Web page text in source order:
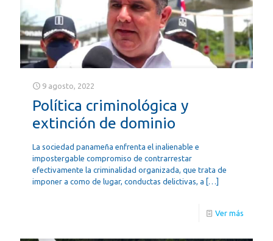
9 agosto, 2022
Política criminológica y
extinción de dominio
La sociedad panameña enfrenta el inalienable e
impostergable compromiso de contrarrestar
efectivamente la criminalidad organizada, que trata de
imponer a como de lugar, conductas delictivas, a […]
Ver más